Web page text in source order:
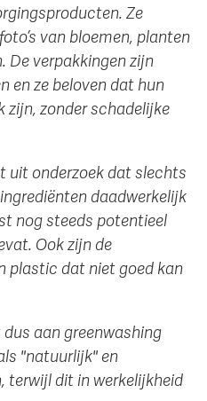
Ze
van bloemen, planten
De verpakkingen zijn
en ze beloven dat hun
zijn, zonder schadelijke
uit onderzoek dat slechts
daadwerkelijk
nog steeds potentieel
Ook zijn de
plastic dat niet goed kan
aan greenwashing
"natuurlijk" en
terwijl dit in werkelijkheid